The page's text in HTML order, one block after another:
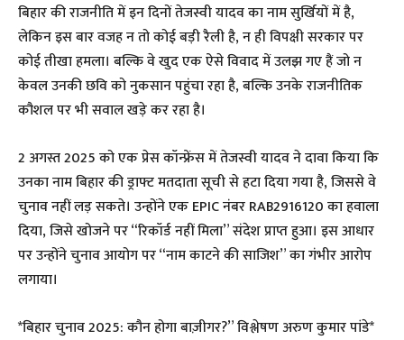
बिहार की राजनीति में इन दिनों तेजस्वी यादव का नाम सुर्खियों में है,
लेकिन इस बार वजह न तो कोई बड़ी रैली है, न ही विपक्षी सरकार पर
कोई तीखा हमला। बल्कि वे खुद एक ऐसे विवाद में उलझ गए हैं जो न
केवल उनकी छवि को नुकसान पहुंचा रहा है, बल्कि उनके राजनीतिक
कौशल पर भी सवाल खड़े कर रहा है।
2 अगस्त 2025 को एक प्रेस कॉन्फ्रेंस में तेजस्वी यादव ने दावा किया कि
उनका नाम बिहार की ड्राफ्ट मतदाता सूची से हटा दिया गया है, जिससे वे
चुनाव नहीं लड़ सकते। उन्होंने एक EPIC नंबर RAB2916120 का हवाला
दिया, जिसे खोजने पर “रिकॉर्ड नहीं मिला” संदेश प्राप्त हुआ। इस आधार
पर उन्होंने चुनाव आयोग पर “नाम काटने की साजिश” का गंभीर आरोप
लगाया।
*बिहार चुनाव 2025: कौन होगा बाज़ीगर?” विश्लेषण अरुण कुमार पांडे*